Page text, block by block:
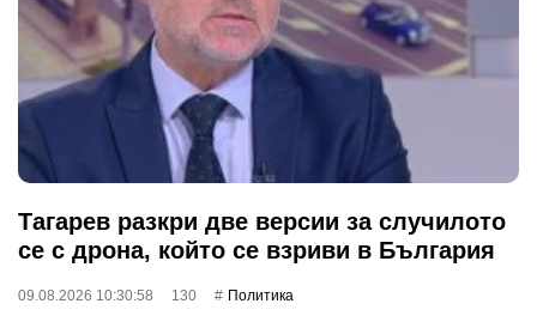
Тагарев разкри две версии за случилото
се с дрона, който се взриви в България
09.08.2026 10:30:58 130 Политика